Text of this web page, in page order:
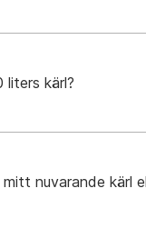
kärl?
nuvarande kärl